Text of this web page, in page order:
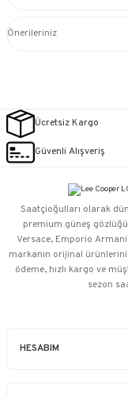
Önerileriniz
Ücretsiz Kargo
Güvenli Alışveriş
HESABIM
Saatçioğulları⁠ olarak
premium güneş
Versace, Emporio
markanın orijinal
ödeme, hızlı kargo ve
sezon